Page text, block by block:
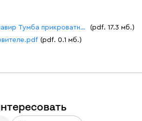
Схема сборки Флавир Тумба прикроватная №1.pdf
(pdf. 17.3 мб.)
(pdf. 0.1 мб.)